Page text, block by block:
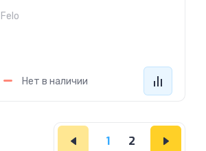
Felo
Нет в наличии
1 2